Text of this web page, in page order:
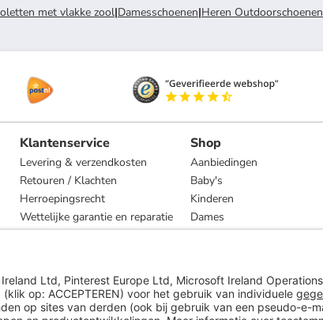
met vlakke zool|Damesschoenen|Heren Outdoorschoenen
Klantenservice
Levering & verzendkosten
Retouren / Klachten
Herroepingsrecht
Wettelijke garantie en reparatie
Shop
Aanbiedingen
Baby's
Kinderen
Dames
Heren